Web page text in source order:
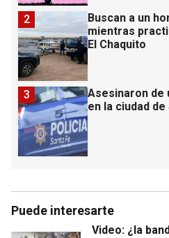
Buscan a un
mientras
El Chaquito
2
Asesinaron de
en la ciudad de
3
Puede interesarte
Video: ¿la